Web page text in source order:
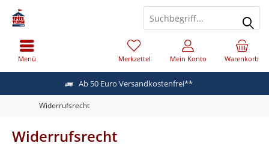
Ab 50 Euro Versandkostenfrei**
Menü Warenkorb
Merkzettel Mein Konto
Widerrufsrecht
Widerrufsrecht